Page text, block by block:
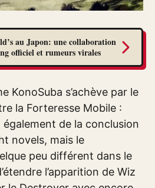
au Japon: une collaboration
officiel et rumeurs virales
KonoSuba s’achève par le
la Forteresse Mobile :
également de la conclusion
novels, mais le
peu différent dans le
l’apparition de Wiz